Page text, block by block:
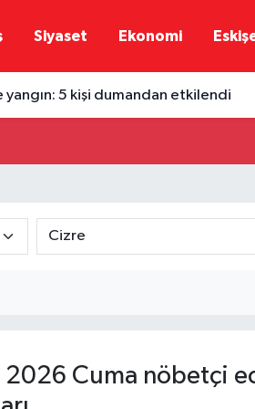
Siyaset Ekonomi
yangın: 5 kişi dumandan etkilendi
Cuma nöbetçi